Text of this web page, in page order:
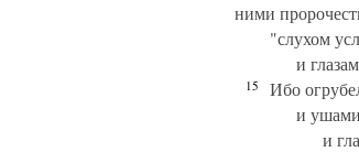
ними
"слухом
и
15
Ибо
и
и